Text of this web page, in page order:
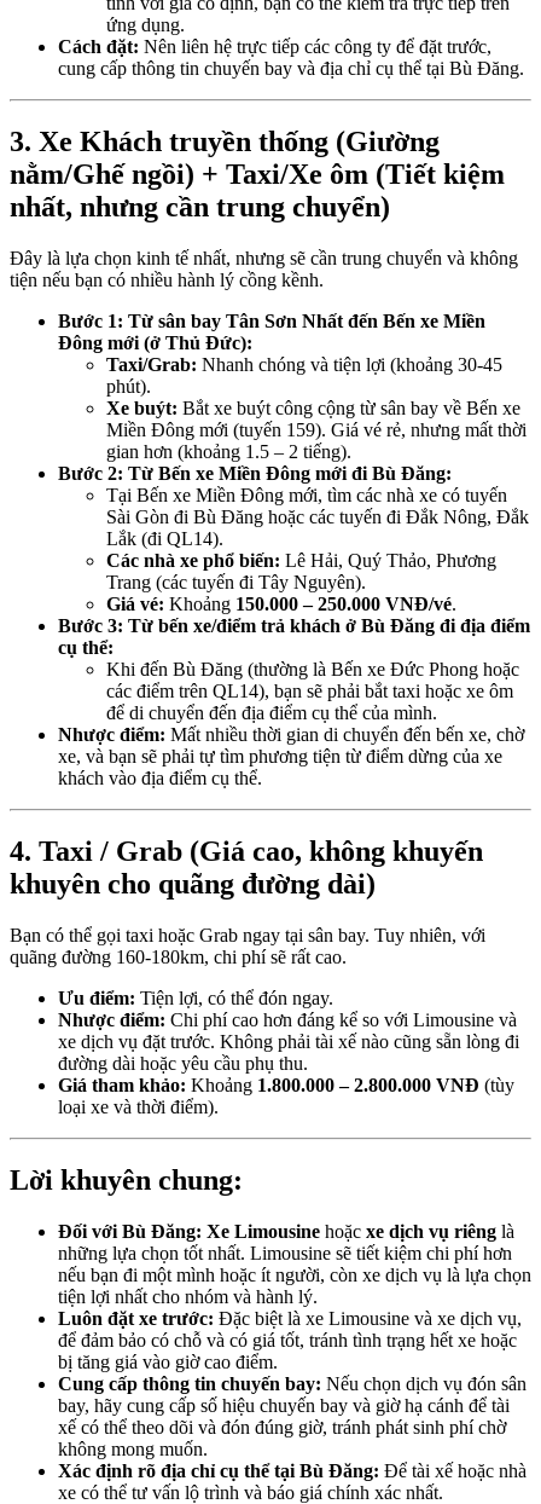
ứng dụng.
Cách đặt: Nên liên hệ trực tiếp các công ty để đặt trước,
cung cấp thông tin chuyến bay và địa chỉ cụ thể tại Bù Đăng.
3. Xe Khách truyền thống (Giường
nằm/Ghế ngồi) + Taxi/Xe ôm (Tiết kiệm
nhất, nhưng cần trung chuyển)
Đây là lựa chọn kinh tế nhất, nhưng sẽ cần trung chuyển và không
tiện nếu bạn có nhiều hành lý cồng kềnh.
Bước 1: Từ sân bay Tân Sơn Nhất đến Bến xe Miền
Đông mới (ở Thủ Đức):
Taxi/Grab: Nhanh chóng và tiện lợi (khoảng 30-45
phút).
Xe buýt: Bắt xe buýt công cộng từ sân bay về Bến xe
Miền Đông mới (tuyến 159). Giá vé rẻ, nhưng mất thời
gian hơn (khoảng 1.5 – 2 tiếng).
Bước 2: Từ Bến xe Miền Đông mới đi Bù Đăng:
Tại Bến xe Miền Đông mới, tìm các nhà xe có tuyến
Sài Gòn đi Bù Đăng hoặc các tuyến đi Đắk Nông, Đắk
Lắk (đi QL14).
Các nhà xe phổ biến: Lê Hải, Quý Thảo, Phương
Trang (các tuyến đi Tây Nguyên).
Giá vé: Khoảng 150.000 – 250.000 VNĐ/vé.
Bước 3: Từ bến xe/điểm trả khách ở Bù Đăng đi địa điểm
cụ thể:
Khi đến Bù Đăng (thường là Bến xe Đức Phong hoặc
các điểm trên QL14), bạn sẽ phải bắt taxi hoặc xe ôm
để di chuyển đến địa điểm cụ thể của mình.
Nhược điểm: Mất nhiều thời gian di chuyển đến bến xe, chờ
xe, và bạn sẽ phải tự tìm phương tiện từ điểm dừng của xe
khách vào địa điểm cụ thể.
4. Taxi / Grab (Giá cao, không khuyến
khuyên cho quãng đường dài)
Bạn có thể gọi taxi hoặc Grab ngay tại sân bay. Tuy nhiên, với
quãng đường 160-180km, chi phí sẽ rất cao.
Ưu điểm: Tiện lợi, có thể đón ngay.
Nhược điểm: Chi phí cao hơn đáng kể so với Limousine và
xe dịch vụ đặt trước. Không phải tài xế nào cũng sẵn lòng đi
đường dài hoặc yêu cầu phụ thu.
Giá tham khảo: Khoảng 1.800.000 – 2.800.000 VNĐ (tùy
loại xe và thời điểm).
Lời khuyên chung:
Đối với Bù Đăng: Xe Limousine hoặc xe dịch vụ riêng là
những lựa chọn tốt nhất. Limousine sẽ tiết kiệm chi phí hơn
nếu bạn đi một mình hoặc ít người, còn xe dịch vụ là lựa chọn
tiện lợi nhất cho nhóm và hành lý.
Luôn đặt xe trước: Đặc biệt là xe Limousine và xe dịch vụ,
để đảm bảo có chỗ và có giá tốt, tránh tình trạng hết xe hoặc
bị tăng giá vào giờ cao điểm.
Cung cấp thông tin chuyến bay: Nếu chọn dịch vụ đón sân
bay, hãy cung cấp số hiệu chuyến bay và giờ hạ cánh để tài
xế có thể theo dõi và đón đúng giờ, tránh phát sinh phí chờ
không mong muốn.
Xác định rõ địa chỉ cụ thể tại Bù Đăng: Để tài xế hoặc nhà
xe có thể tư vấn lộ trình và báo giá chính xác nhất.